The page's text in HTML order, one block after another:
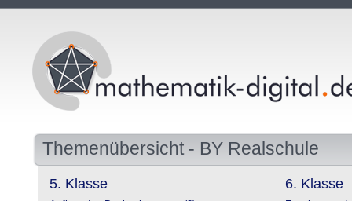
Themenübersicht - BY Realschule
5. Klasse 6. Klasse